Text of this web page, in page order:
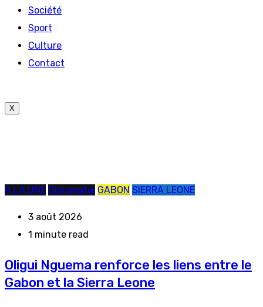
Société
Sport
Culture
Contact
X
A LA UNE Diplomatie GABON SIERRA LEONE
3 août 2026
1 minute read
Oligui Nguema renforce les liens entre le
Gabon et la Sierra Leone